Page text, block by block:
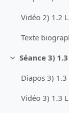
Collapse